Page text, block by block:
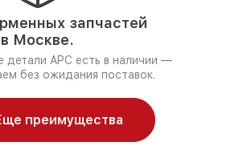
запчастей
в Москве.
детали APC есть в наличии —
без ожидания поставок.
преимущества